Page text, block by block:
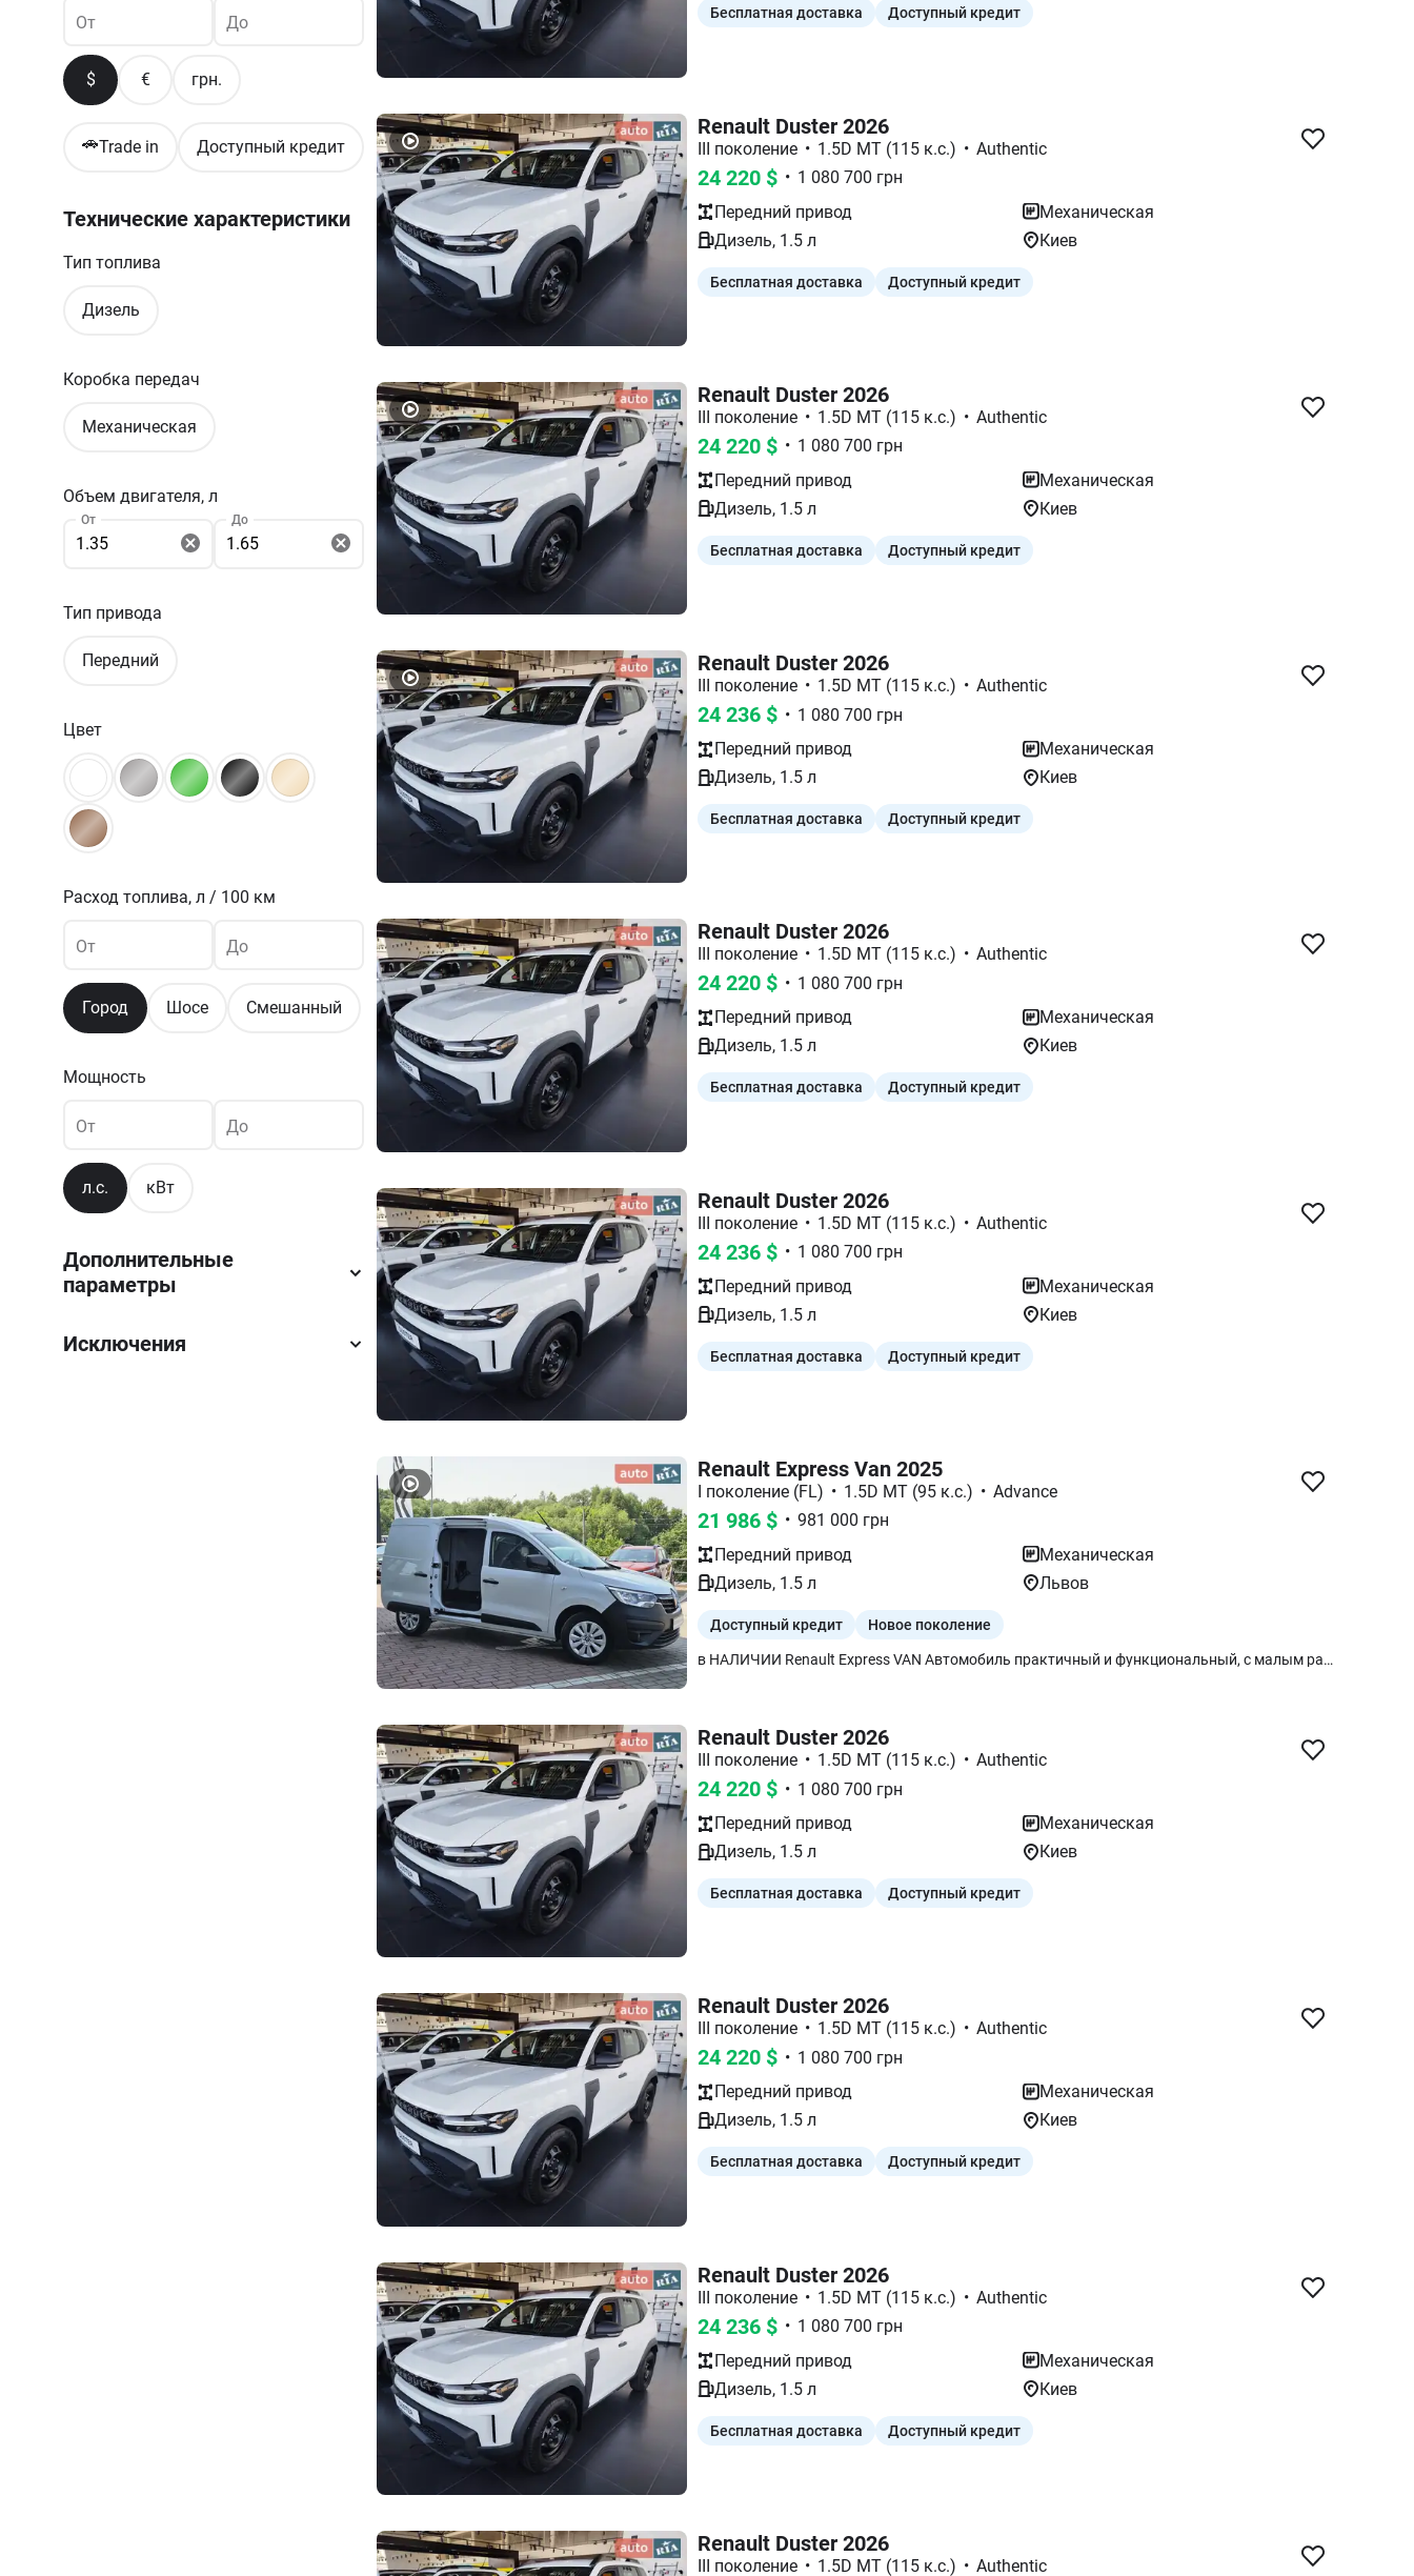
От До
$ € грн.
🚗Trade in Доступный кредит
Технические характеристики
Тип топлива
Дизель
Коробка передач
Механическая
Объем двигателя, л
От До
Тип привода
Передний
Цвет
Расход топлива, л / 100 км
От До
Город Шосе Смешанный
Мощность
От До
л.с. кВт
Дополнительные
параметры
Исключения
Бесплатная доставка Доступный кредит
Renault Duster 2026
III поколение • 1.5D MT (115 к.с.) • Authentic
24 220 $ • 1 080 700 грн
Передний привод
Механическая
Дизель, 1.5 л Киев
Бесплатная доставка Доступный кредит
Renault Duster 2026
III поколение • 1.5D MT (115 к.с.) • Authentic
24 220 $ • 1 080 700 грн
Передний привод
Механическая
Дизель, 1.5 л Киев
Бесплатная доставка Доступный кредит
Renault Duster 2026
III поколение • 1.5D MT (115 к.с.) • Authentic
24 236 $ • 1 080 700 грн
Передний привод
Механическая
Дизель, 1.5 л Киев
Бесплатная доставка Доступный кредит
Renault Duster 2026
III поколение • 1.5D MT (115 к.с.) • Authentic
24 220 $ • 1 080 700 грн
Передний привод
Механическая
Дизель, 1.5 л Киев
Бесплатная доставка Доступный кредит
Renault Duster 2026
III поколение • 1.5D MT (115 к.с.) • Authentic
24 236 $ • 1 080 700 грн
Передний привод
Механическая
Дизель, 1.5 л Киев
Бесплатная доставка Доступный кредит
Renault Express Van 2025
I поколение (FL) • 1.5D МТ (95 к.с.) • Advance
21 986 $ • 981 000 грн
Передний привод
Механическая
Дизель, 1.5 л Львов
Доступный кредит Новое поколение
в НАЛИЧИИ Renault Express VAN Автомобиль практичный и функциональный, с малым расходом топлива (до 6 литров в городе) Возможна покупка с НДС * Комплектация Advance * 1.5 дизель (95 л.с.) - (испытаний временем k9k) * Передний привод * МКПП 6 * 2025 г. изготовление * Гарантия 3 года или 100 000 км * Гарантия 6 лет от коррозии * Грузовой отсек (Длина-1915см , Ширина-1416см, Высота- 1100см) Дополнительные опции (заводские): • Подлокотник для водителя; • Сиденье водителя с регулировкой по высоте; • Ключ с 3 кнопками, который складывается; • Розетка 12В сверху в нише возле водителя + 3 разъема USB 2.4A • Аудиосистема Radio Connect R&Go • Датчик света и дождя • Задний парктроник • Металлическая перегородка с окном; Детали по телефону. Будем рады ответить на любые вопросы.
Renault Duster 2026
III поколение • 1.5D MT (115 к.с.) • Authentic
24 220 $ • 1 080 700 грн
Передний привод
Механическая
Дизель, 1.5 л Киев
Бесплатная доставка Доступный кредит
Renault Duster 2026
III поколение • 1.5D MT (115 к.с.) • Authentic
24 220 $ • 1 080 700 грн
Передний привод
Механическая
Дизель, 1.5 л Киев
Бесплатная доставка Доступный кредит
Renault Duster 2026
III поколение • 1.5D MT (115 к.с.) • Authentic
24 236 $ • 1 080 700 грн
Передний привод
Механическая
Дизель, 1.5 л Киев
Бесплатная доставка Доступный кредит
Renault Duster 2026
III поколение • 1.5D MT (115 к.с.) • Authentic